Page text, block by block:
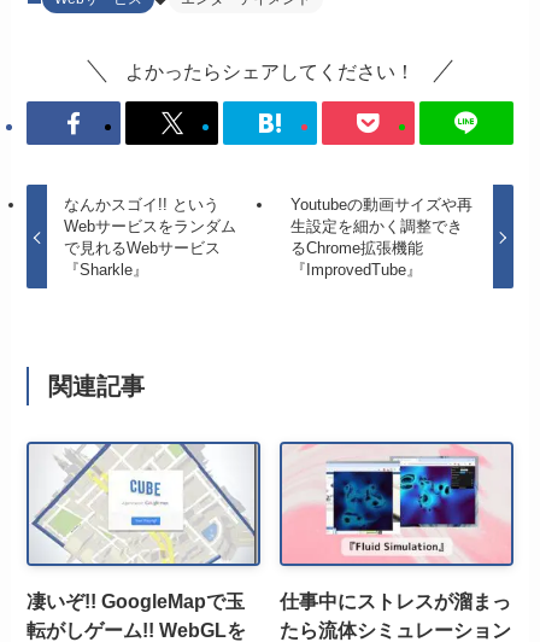
よかったらシェアしてください！
なんかスゴイ!! という
Webサービスをランダム
で見れるWebサービス
『Sharkle』
Youtubeの動画サイズや再
生設定を細かく調整でき
るChrome拡張機能
『ImprovedTube』
関連記事
凄いぞ!! GoogleMapで玉
転がしゲーム!! WebGLを
仕事中にストレスが溜まっ
たら流体シミュレーション